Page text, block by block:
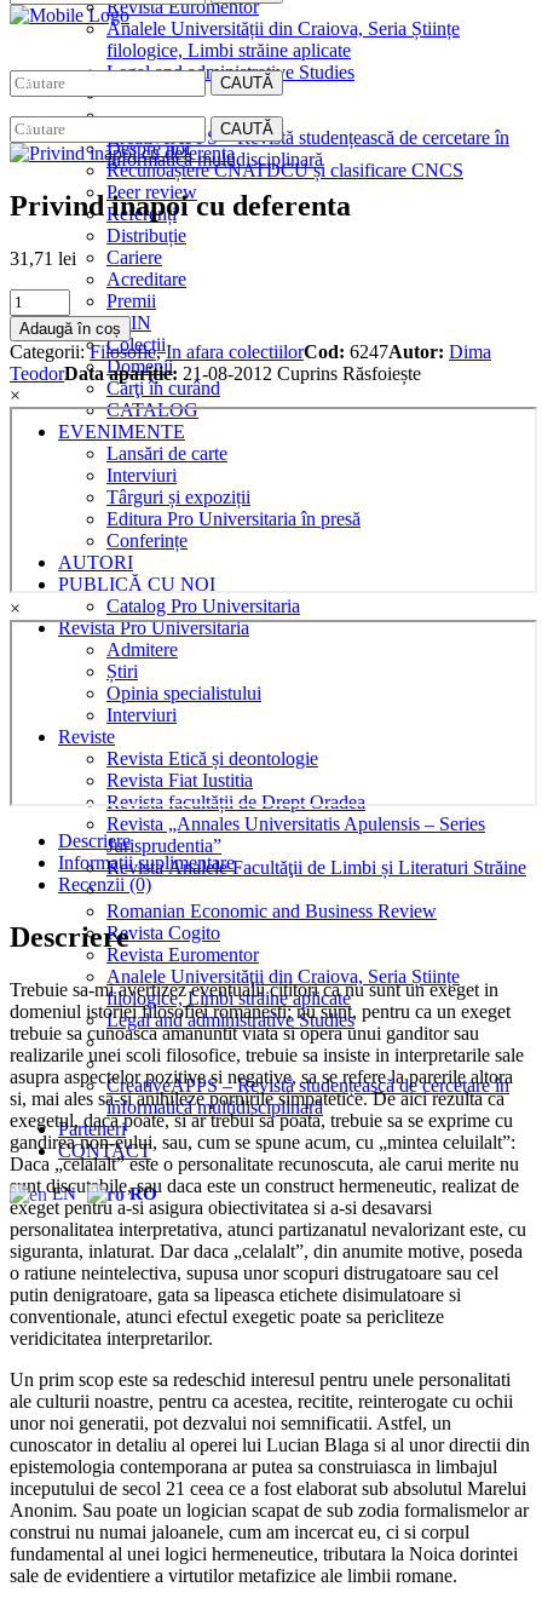
Revista Euromentor
Analele Universității din Craiova, Seria Științe
filologice, Limbi străine aplicate
Legal and administrative Studies
CreativeAPPS – Revistă studențească de cercetare în
informatică multidisciplinară
CAUTĂ
EDITURA
Despre noi
Recunoaștere CNATDCU și clasificare CNCS
Peer review
Referenți
Distribuție
Cariere
Acreditare
Premii
MAGAZIN
Colecții
Domenii
Cărţi în curând
CATALOG
EVENIMENTE
Lansări de carte
Interviuri
Târguri și expoziții
Editura Pro Universitaria în presă
Conferințe
AUTORI
PUBLICĂ CU NOI
Catalog Pro Universitaria
Revista Pro Universitaria
Admitere
Știri
Opinia specialistului
Interviuri
Reviste
Revista Etică și deontologie
Revista Fiat Iustitia
Revista facultății de Drept Oradea
Revista „Annales Universitatis Apulensis – Series
Jurisprudentia”
Revista Analele Facultăţii de Limbi și Literaturi Străine
Romanian Economic and Business Review
Revista Cogito
Revista Euromentor
Analele Universității din Craiova, Seria Științe
filologice, Limbi străine aplicate
Legal and administrative Studies
CreativeAPPS – Revistă studențească de cercetare în
informatică multidisciplinară
Parteneri
CONTACT
EN RO
CAUTĂ
Privind inapoi cu deferenta
31,71 lei
Privind
inapoi
cu
deferenta
quantity
Adaugă în coș
Categorii:Filosofie,In afara colectiilorCod: 6247Autor: Dima
TeodorData apariție: 21-08-2012 Cuprins Răsfoiește
×
×
Descriere
Informații suplimentare
Recenzii (0)
Descriere
Trebuie sa-mi avertizez eventualii cititori ca nu sunt un exeget in
domeniul istoriei filosofiei romanesti; nu sunt, pentru ca un exeget
trebuie sa cunoasca amanuntit viata si opera unui ganditor sau
realizarile unei scoli filosofice, trebuie sa insiste in interpretarile sale
asupra aspectelor pozitive si negative, sa se refere la parerile altora
si, mai ales sa-si anihileze pornirile simpatetice. De aici rezulta ca
exegetul, daca poate, si ar trebui sa poata, trebuie sa se exprime cu
gandirea non-eului, sau, cum se spune acum, cu „mintea celuilalt”:
Daca „celalalt” este o personalitate recunoscuta, ale carui merite nu
sunt discutabile, sau daca este un construct hermeneutic, realizat de
exeget pentru a-si asigura obiectivitatea si a-si desavarsi
personalitatea interpretativa, atunci partizanatul nevalorizant este, cu
siguranta, inlaturat. Dar daca „celalalt”, din anumite motive, poseda
o ratiune neintelectiva, supusa unor scopuri distrugatoare sau cel
putin denigratoare, gata sa lipeasca etichete disimulatoare si
conventionale, atunci efectul exegetic poate sa pericliteze
veridicitatea interpretarilor.
Un prim scop este sa redeschid interesul pentru unele personalitati
ale culturii noastre, pentru ca acestea, recitite, reinterogate cu ochii
unor noi generatii, pot dezvalui noi semnificatii. Astfel, un
cunoscator in detaliu al operei lui Lucian Blaga si al unor directii din
epistemologia contemporana ar putea sa construiasca in limbajul
inceputului de secol 21 ceea ce a fost elaborat sub absolutul Marelui
Anonim. Sau poate un logician scapat de sub zodia formalismelor ar
construi nu numai jaloanele, cum am incercat eu, ci si corpul
fundamental al unei logici hermeneutice, tributara la Noica dorintei
sale de evidentiere a virtutilor metafizice ale limbii romane.